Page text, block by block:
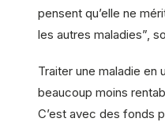
pensent qu’elle ne
les autres maladies”,
Traiter une maladie en
beaucoup moins
C’est avec des fonds